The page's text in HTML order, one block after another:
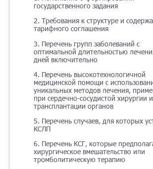
государственного задания
2. Требования к структуре и
тарифного соглашения
3. Перечень групп заболеваний с
оптимальной длительностью
дней включительно
4. Перечень высокотехнологичной
медицинской помощи с
уникальных методов лечения,
при сердечно-сосудистой хирургии и
трансплантации органов
5. Перечень случаев, для которых
КСЛП
6. Перечень КСГ, которые
хирургическое вмешательство или
тромболитическую терапию